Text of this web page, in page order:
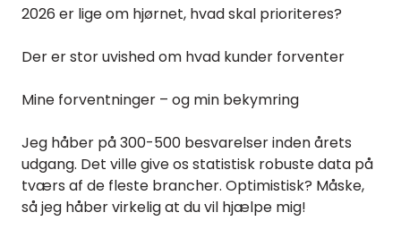
2026 er lige om hjørnet, hvad skal prioriteres?
Der er stor uvished om hvad kunder forventer
Mine forventninger – og min bekymring
Jeg håber på 300-500 besvarelser inden årets
udgang. Det ville give os statistisk robuste data på
tværs af de fleste brancher. Optimistisk? Måske,
så jeg håber virkelig at du vil hjælpe mig!